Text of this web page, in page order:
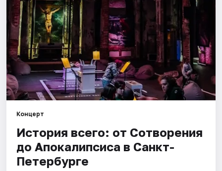
Рейтинги
Концерт
История всего: от Сотворения
до Апокалипсиса в Санкт-
Петербурге